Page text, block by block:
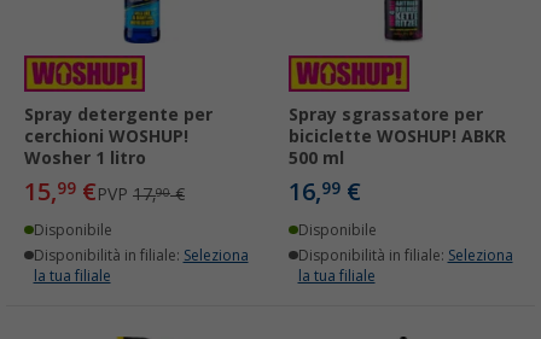
Spray detergente per
cerchioni WOSHUP!
Wosher 1 litro
15,99 €PVP 17,90€
Disponibile
Disponibilità in filiale: Seleziona
la tua filiale
Spray sgrassatore per
biciclette WOSHUP! ABKR
500 ml
16,99 €
Disponibile
Disponibilità in filiale: Seleziona
la tua filiale